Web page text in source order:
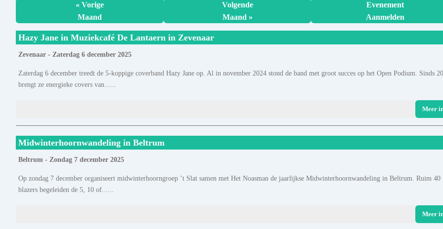
« Vorige
Maand
Volgende
Maand »
Evenement
Aanmelden
Hazy Jane in Muziekcafé De Lantaern in Zevenaar
Zevenaar - Zaterdag 6 december 2025
Zaterdag 6 december treedt de 5-koppige coverband Hazy Jane op. Al in november 2024 stond de band met groot succes op het Open Podium. Sinds
brengt ze energieke covers van......
Meer
Midwinterhoornwandeling in Beltrum
Beltrum - Zondag 7 december 2025
Op zondag 7 december organiseert midwinterhoorngroep ’t Slat samen met Het Noasman de jaarlijkse Midwinterhoornwandeling in Beltrum. Ruim 40
blazers begeleiden de 5, 10 of......
Meer